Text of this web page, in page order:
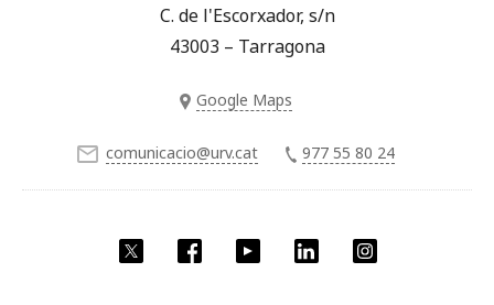
Twitter Facebook YouTube LinkedIn
C. de l'Escorxador, s/n
43003 – Tarragona
Google Maps
comunicacio@urv.cat 977 55 80 24